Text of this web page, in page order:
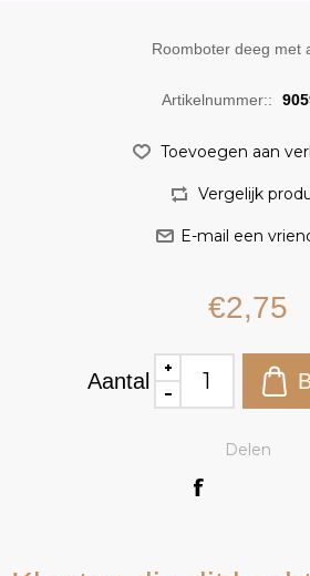
Roomboter deeg met
Artikelnummer::
€2,75
Aantal
Delen